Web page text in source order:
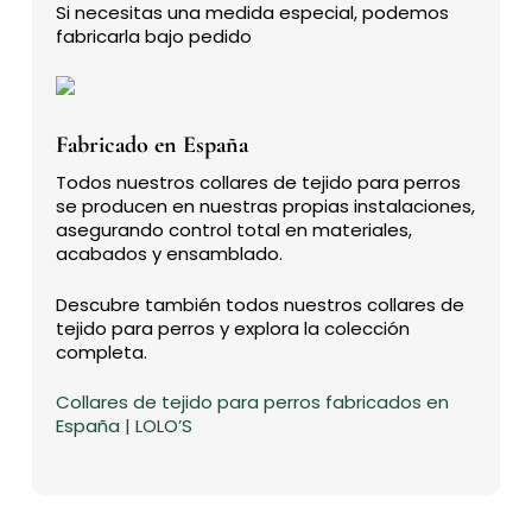
Si necesitas una medida especial, podemos
fabricarla bajo pedido
Fabricado en España
Todos nuestros collares de tejido para perros
se producen en nuestras propias instalaciones,
asegurando control total en materiales,
acabados y ensamblado.
Descubre también todos nuestros collares de
tejido para perros y explora la colección
completa.
Collares de tejido para perros fabricados en
España | LOLO’S